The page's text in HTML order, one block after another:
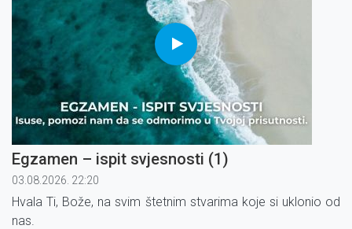
Egzamen – ispit svjesnosti (1)
03.08.2026. 22:20
Hvala Ti, Bože, na svim štetnim stvarima koje si uklonio od
nas.